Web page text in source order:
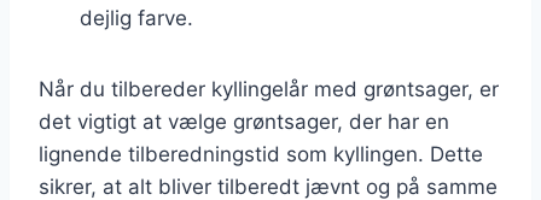
dejlig farve.
Når du tilbereder kyllingelår med grøntsager, er
det vigtigt at vælge grøntsager, der har en
lignende tilberedningstid som kyllingen. Dette
sikrer, at alt bliver tilberedt jævnt og på samme